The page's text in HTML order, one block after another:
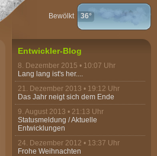
Bewölkt 36°
Entwickler-Blog
8. Dezember 2015 • 10:07 Uhr
Lang lang ist's her....
21. Dezember 2013 • 19:12 Uhr
Das Jahr neigt sich dem Ende
9. August 2013 • 21:13 Uhr
Statusmeldung / Aktuelle
Entwicklungen
24. Dezember 2012 • 13:37 Uhr
Frohe Weihnachten